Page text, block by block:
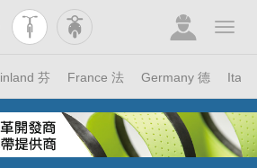
芬 France 法 Germany 德 Italy